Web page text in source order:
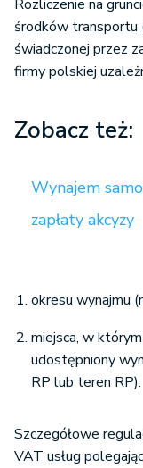
Rozliczenie na
środków transportu
świadczonej przez
firmy polskiej
Zobacz też:
Wynajem
zapłaty akcyzy
okresu wynajmu
miejsca, w
udostępniony
RP lub teren RP).
Szczegółowe
VAT usług